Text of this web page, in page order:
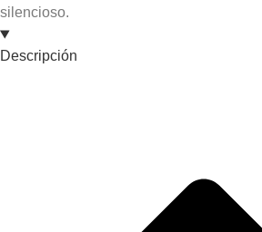
silencioso.
Descripción